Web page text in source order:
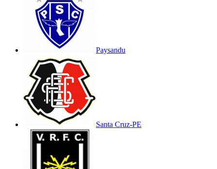
Paysandu
Santa Cruz-PE